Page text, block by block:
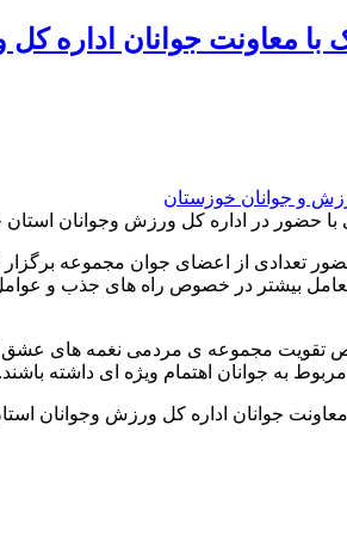
معاونت جوانان اداره
در اداره کل ورزش وجوانان استان
تعدادی از اعضای جوان مجموعه
بیشتر در خصوص راه های جذب و
مجموعه ی مردمی نغمه های عشق
به جوانان اهتمام ویژه ای داشته باشند.
جوانان اداره کل ورزش وجوانان